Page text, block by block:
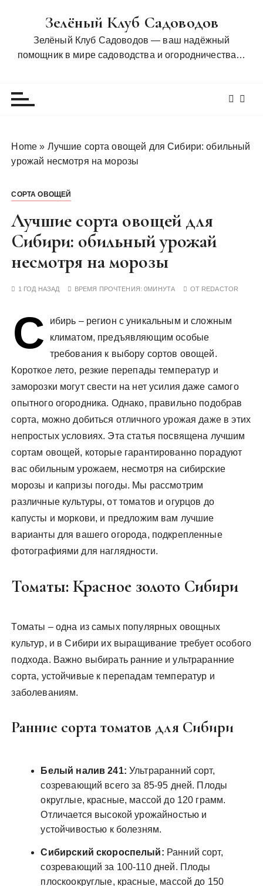
Зелёный Клуб Садоводов
Зелёный Клуб Садоводов — ваш надёжный
помощник в мире садоводства и огородничества…
Home » Лучшие сорта овощей для Сибири: обильный
урожай несмотря на морозы
СОРТА ОВОЩЕЙ
Лучшие сорта овощей для
Сибири: обильный урожай
несмотря на морозы
1 ГОД НАЗАД ВРЕМЯ ПРОЧТЕНИЯ:0МИНУТА ОТ REDACTOR
С
ибирь – регион с уникальным и сложным
климатом, предъявляющим особые
требования к выбору сортов овощей.
Короткое лето, резкие перепады температур и
заморозки могут свести на нет усилия даже самого
опытного огородника. Однако, правильно подобрав
сорта, можно добиться отличного урожая даже в этих
непростых условиях. Эта статья посвящена лучшим
сортам овощей, которые гарантированно порадуют
вас обильным урожаем, несмотря на сибирские
морозы и капризы погоды. Мы рассмотрим
различные культуры, от томатов и огурцов до
капусты и моркови, и предложим вам лучшие
варианты для вашего огорода, подкрепленные
фотографиями для наглядности.
Томаты: Красное золото Сибири
Томаты – одна из самых популярных овощных
культур, и в Сибири их выращивание требует особого
подхода. Важно выбирать ранние и ультраранние
сорта, устойчивые к перепадам температур и
заболеваниям.
Ранние сорта томатов для Сибири
Белый налив 241: Ультраранний сорт,
созревающий всего за 85-95 дней. Плоды
округлые, красные, массой до 120 грамм.
Отличается высокой урожайностью и
устойчивостью к болезням.
Сибирский скороспелый: Ранний сорт,
созревающий за 100-110 дней. Плоды
плоскоокруглые, красные, массой до 150